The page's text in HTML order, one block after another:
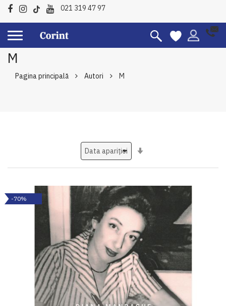
021 319 47 97
M
Pagina principală Autori M
-70%